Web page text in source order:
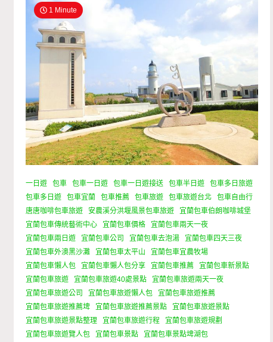
1 Minute
一日遊 包車 包車一日遊 包車一日遊接送 包車半日遊
包車多日旅遊
包車多日遊
包車宜蘭 包車推薦 包車旅遊 包車旅遊台北
包車自由行
唐唐咖啡包車旅遊
安農溪分洪堰風景包車旅遊
宜蘭包車伯朗咖啡城堡
宜蘭包車傳統藝術中心
宜蘭包車價格
宜蘭包車兩天一夜
宜蘭包車兩日遊
宜蘭包車公司 宜蘭包車去泡湯
宜蘭包車四天三夜
宜蘭包車外澳黑沙灘
宜蘭包車太平山
宜蘭包車宜農牧場
宜蘭包車懶人包
宜蘭包車懶人包分享 宜蘭包車推薦
宜蘭包車新景點
宜蘭包車旅遊
宜蘭包車旅遊40處景點
宜蘭包車旅遊兩天一夜
宜蘭包車旅遊公司
宜蘭包車旅遊懶人包
宜蘭包車旅遊推薦
宜蘭包車旅遊推薦埤
宜蘭包車旅遊推薦景點
宜蘭包車旅遊景點
宜蘭包車旅遊景點整理
宜蘭包車旅遊行程
宜蘭包車旅遊規劃
宜蘭包車旅遊覽人包
宜蘭包車景點
宜蘭包車景點埤湖包